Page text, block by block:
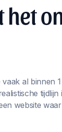
al binnen
website